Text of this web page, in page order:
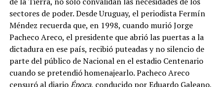
sectores de poder. Desde Uruguay, el periodista Fermín
Méndez recuerda que, en 1998, cuando murió Jorge
Pacheco Areco, el presidente que abrió las puertas a la
dictadura en ese país, recibió puteadas y no silencio de
parte del público de Nacional en el estadio Centenario
cuando se pretendió homenajearlo. Pacheco Areco
censuró al diarioÉpoca, conducido por Eduardo Galeano,